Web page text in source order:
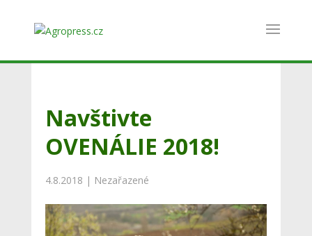
Navštivte
OVENÁLIE 2018!
4.8.2018 | Nezařazené